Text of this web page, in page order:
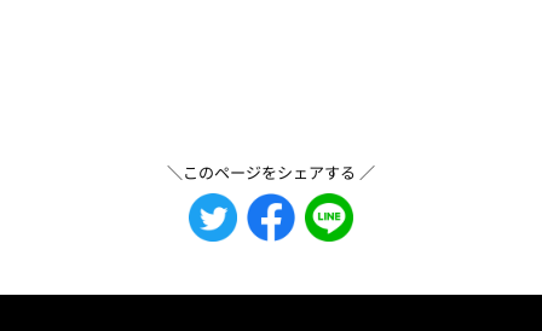
＼このページをシェアする ／